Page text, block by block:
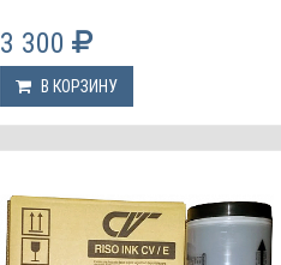
3 300
В КОРЗИНУ